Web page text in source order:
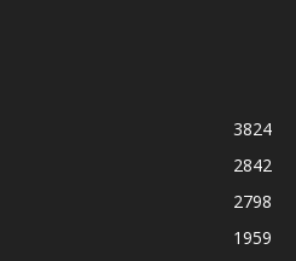
3824
2842
2798
1959